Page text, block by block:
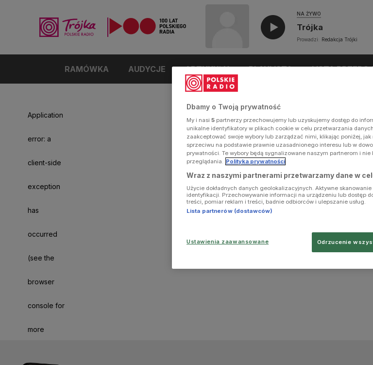
NA ŻYWO
Trójka
Prowadzi: Redakcja Trójki
RAMÓWKA AUDYCJE ARTYKUŁY PLAYLISTA LISTA
Application
error: a
client-side
exception
has
occurred
(see the
browser
console for
more
Dbamy o Twoją prywatność
My i nasi 5 partnerzy przechowujemy lub uzyskujemy dostęp do
unikalne identyfikatory w plikach cookie w celu przetwarzania
zaakceptować swoje wybory lub zarządzać nimi, klikając poniżej,
sprzeciwu na podstawie prawnie uzasadnionego interesu lub w
prywatności. Te wybory będą sygnalizowane naszym partnerom i nie
przeglądania. Polityka prywatności
Wraz z naszymi partnerami przetwarzamy dane w
Użycie dokładnych danych geolokalizacyjnych. Aktywne
identyfikacji. Przechowywanie informacji na urządzeniu lub dostęp
treści, pomiar reklam i treści, badnie odbiorców i ulepszanie usług.
Lista partnerów (dostawców)
Ustawienia zaawansowane Odrzucenie